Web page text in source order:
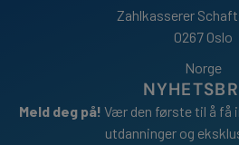
Zahlkasserer
0267 Oslo
Norge
Meld deg på! Vær den første til å få
utdanninger og